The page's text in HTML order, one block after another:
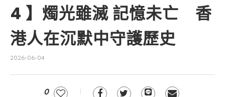
4 】燭光雖滅 記憶未亡 香
港人在沉默中守護歷史
2026-06-04
0